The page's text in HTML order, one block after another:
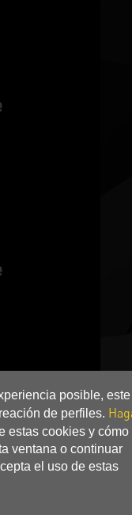
posible, este
de perfiles.
estas cookies y cómo
ventana o continuar
el uso de estas